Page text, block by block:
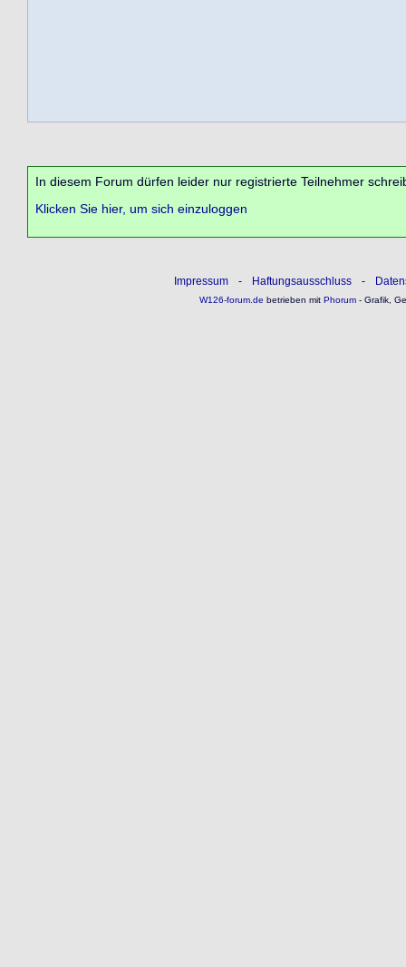
In diesem Forum dürfen leider nur registrierte Teilnehmer
Klicken Sie hier, um sich einzuloggen
Impressum - Haftungsausschluss -
W126-forum.de betrieben mitPhorum- Grafik,